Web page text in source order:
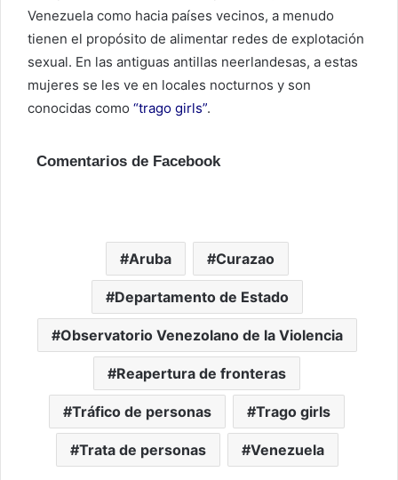
Venezuela como hacia países vecinos, a menudo
tienen el propósito de alimentar redes de explotación
sexual. En las antiguas antillas neerlandesas, a estas
mujeres se les ve en locales nocturnos y son
conocidas como “trago girls”.
Comentarios de Facebook
Aruba Curazao
Departamento de Estado
Observatorio Venezolano de la Violencia
Reapertura de fronteras
Tráfico de personas Trago girls
Trata de personas Venezuela